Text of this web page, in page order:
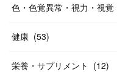
色・色覚異常・視力・視覚
健康 (53)
栄養・サプリメント (12)